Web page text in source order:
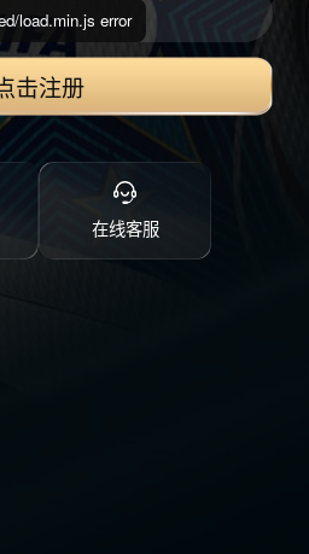
击注册
在线客服
load.min.js error